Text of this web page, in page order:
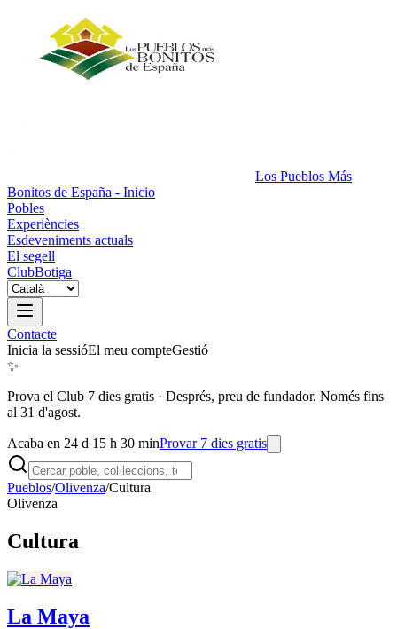
Los Pueblos Más
Bonitos de España - Inicio
Pobles
Experiències
Esdeveniments actuals
El segell
ClubBotiga
Contacte
Inicia la sessióEl meu compteGestió
✨
Prova el Club 7 dies gratis · Després, preu de fundador. Només fins
al 31 d'agost.
Acaba en 24 d 15 h 30 minProvar 7 dies gratis
Pueblos/Olivenza/Cultura
Olivenza
Cultura
La Maya